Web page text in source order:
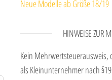
Neue Modelle ab Größe 18/19
HINWEISE ZUR
Kein
als Kleinunternehmer nach